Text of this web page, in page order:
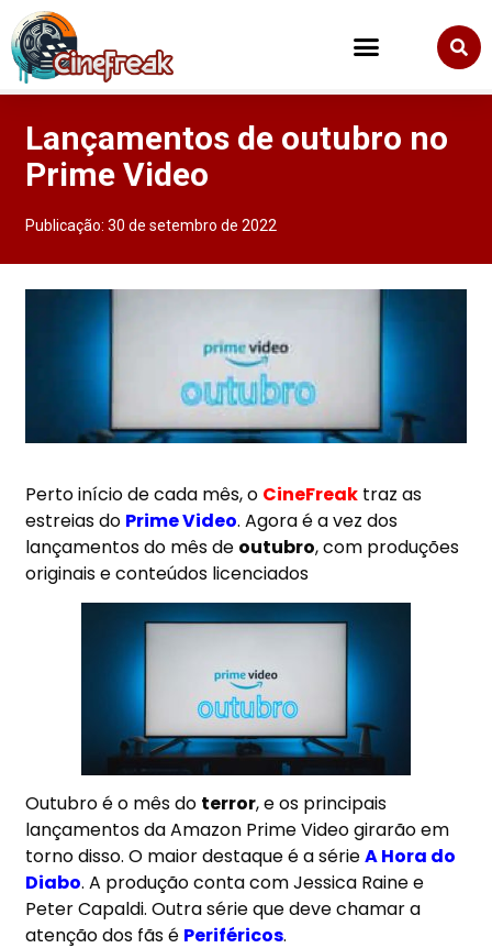
Lançamentos de outubro no
Prime Video
Publicação:30 de setembro de 2022
Perto início de cada mês, o CineFreak traz as
estreias do Prime Video. Agora é a vez dos
lançamentos do mês de outubro, com produções
originais e conteúdos licenciados
Outubro é o mês do terror, e os principais
lançamentos da Amazon Prime Videogirarão em
torno disso. O maior destaque é a sérieA Hora do
Diabo. A produção conta com Jessica Raine e
Peter Capaldi. Outra série que deve chamar a
atenção dos fãs é Periféricos.